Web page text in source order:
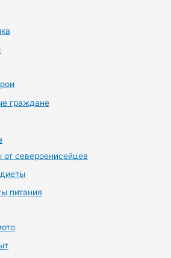
граждане
от североенисейцев
питания